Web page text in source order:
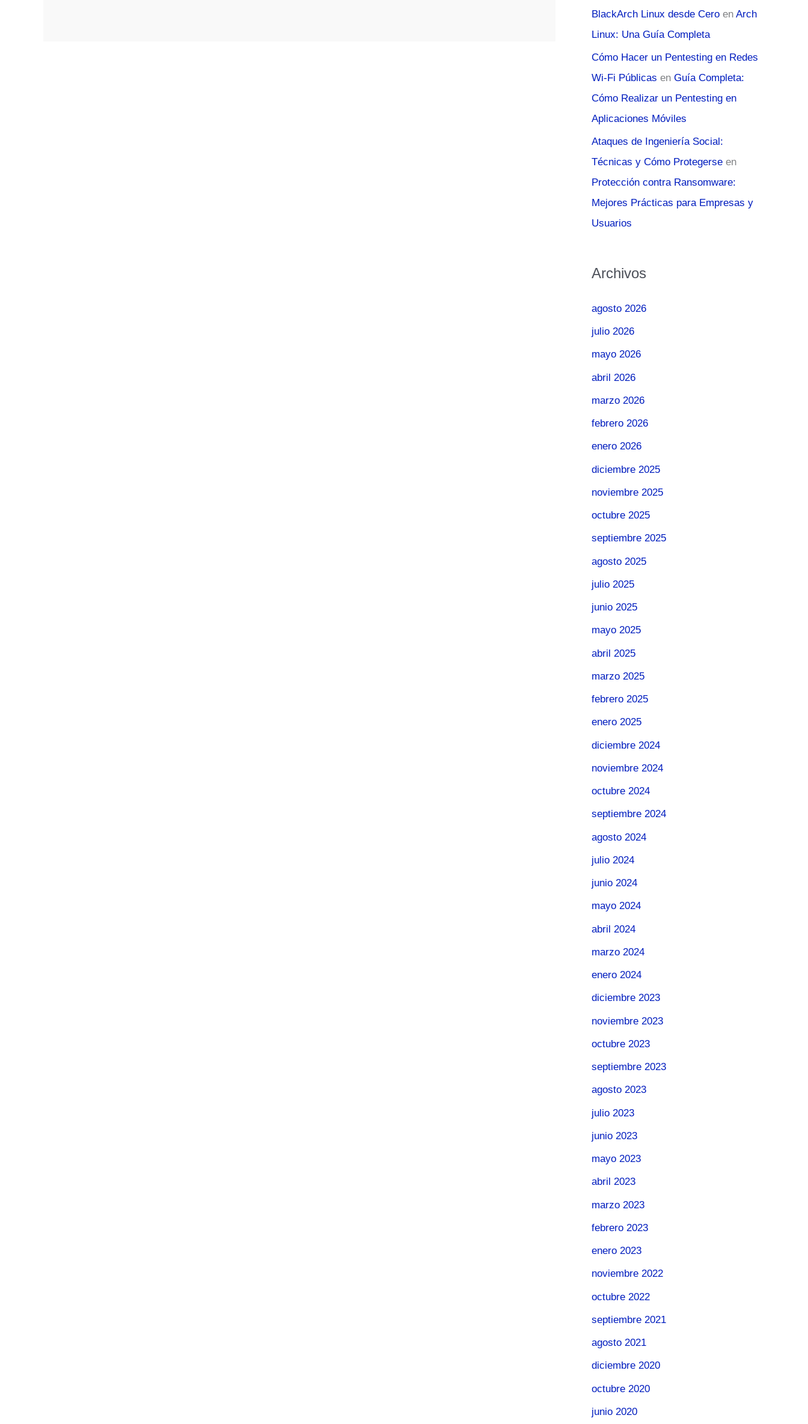
BlackArch Linux desde Cero en Arch
Linux: Una Guía Completa
Cómo Hacer un Pentesting en Redes
Wi-Fi Públicas en Guía Completa:
Cómo Realizar un Pentesting en
Aplicaciones Móviles
Ataques de Ingeniería Social:
Técnicas y Cómo Protegerse en
Protección contra Ransomware:
Mejores Prácticas para Empresas y
Usuarios
Archivos
agosto 2026
julio 2026
mayo 2026
abril 2026
marzo 2026
febrero 2026
enero 2026
diciembre 2025
noviembre 2025
octubre 2025
septiembre 2025
agosto 2025
julio 2025
junio 2025
mayo 2025
abril 2025
marzo 2025
febrero 2025
enero 2025
diciembre 2024
noviembre 2024
octubre 2024
septiembre 2024
agosto 2024
julio 2024
junio 2024
mayo 2024
abril 2024
marzo 2024
enero 2024
diciembre 2023
noviembre 2023
octubre 2023
septiembre 2023
agosto 2023
julio 2023
junio 2023
mayo 2023
abril 2023
marzo 2023
febrero 2023
enero 2023
noviembre 2022
octubre 2022
septiembre 2021
agosto 2021
diciembre 2020
octubre 2020
junio 2020